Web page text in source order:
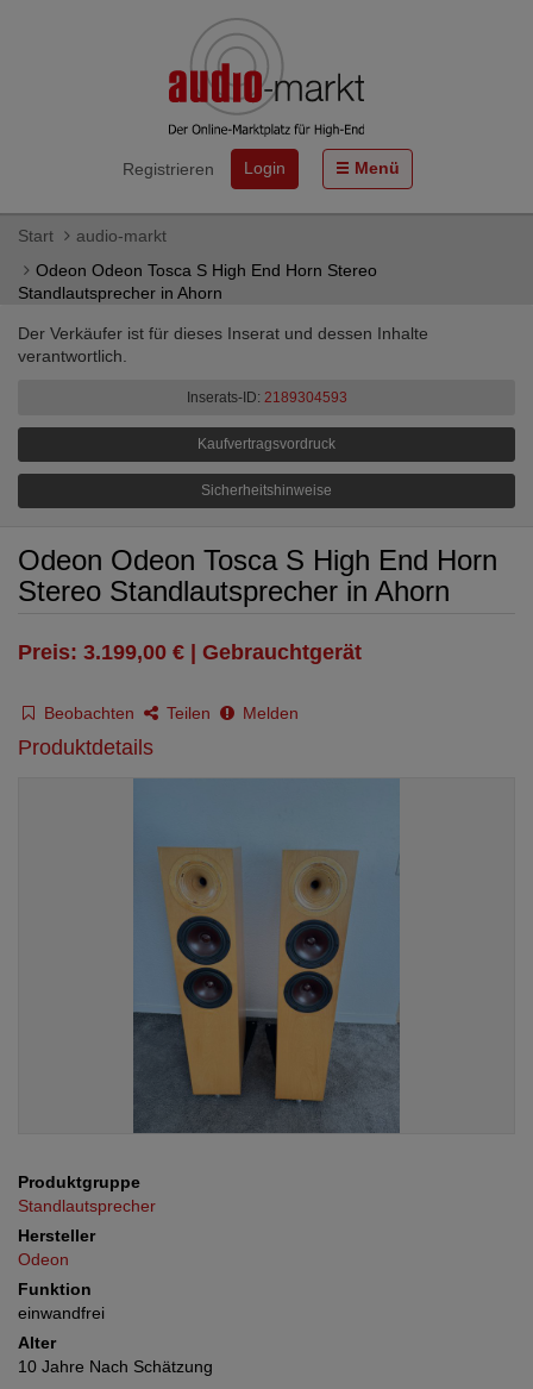
Registrieren Login Menü
Start
audio-markt
Odeon Odeon Tosca S High End Horn Stereo
Standlautsprecher in Ahorn
Der Verkäufer ist für dieses Inserat und dessen Inhalte
verantwortlich.
Inserats-ID: 2189304593
Kaufvertragsvordruck
Sicherheitshinweise
Odeon Odeon Tosca S High End Horn
Stereo Standlautsprecher in Ahorn
Preis: 3.199,00 € | Gebrauchtgerät
Beobachten Teilen Melden
Produktdetails
Produktgruppe
Standlautsprecher
Hersteller
Odeon
Funktion
einwandfrei
Alter
10 Jahre Nach Schätzung